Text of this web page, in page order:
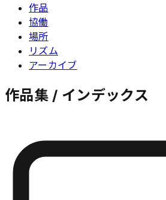
作品
協働
場所
リズム
アーカイブ
作品集 / インデックス